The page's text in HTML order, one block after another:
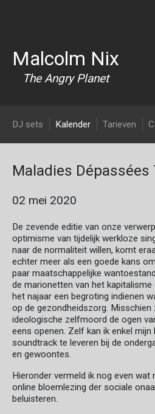
Malcolm Nix
The Angry Planet
DJ Malcolm Nix
DJ sets Kalender Tarieven
Maladies
02 mei 2020
De zevende editie van onze
optimisme van tijdelijk werkloze
naar de normaliteit willen, komt
echter meer als een goede kans
paar maatschappelijke
de marionetten van het
het najaar een begroting indienen
op de gezondheidszorg. Misschien
ideologische zelfmoord de ogen
eens openen. Zelf kan ik enkel
soundtrack te leveren bij de
en gewoontes.
Hieronder vermeld ik nog even
online bloemlezing der sociale
beluisteren.